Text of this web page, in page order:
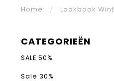
Home / Lookbook
CATEGORIEËN
SALE 50%
Sale 30%